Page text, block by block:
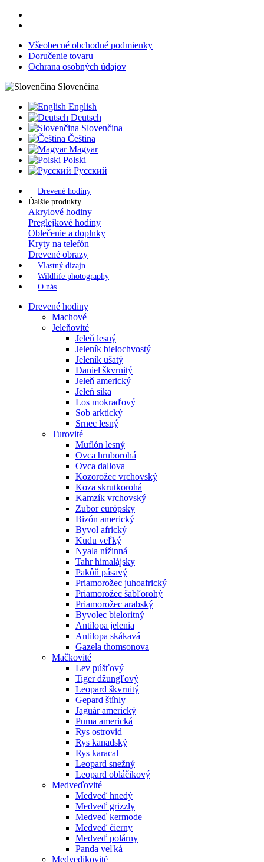
Všeobecné obchodné podmienky
Doručenie tovaru
Ochrana osobných údajov
Slovenčina
English
Deutsch
Slovenčina
Čeština
Magyar
Polski
Русский
Drevené hodiny
Ďalšie produkty
Akrylové hodiny
Preglejkové hodiny
Oblečenie a doplnky
Kryty na telefón
Drevené obrazy
Vlastný dizajn
Wildlife photography
O nás
Drevené hodiny
Machové
Jeleňovité
Jeleň lesný
Jeleník bielochvostý
Jeleník ušatý
Daniel škvrnitý
Jeleň americký
Jeleň sika
Los mokraďový
Sob arktický
Srnec lesný
Turovité
Muflón lesný
Ovca hruborohá
Ovca dallova
Kozorožec vrchovský
Koza skrutkorohá
Kamzík vrchovský
Zubor európsky
Bizón americký
Byvol africký
Kudu veľký
Nyala nížinná
Tahr himalájsky
Pakôň pásavý
Priamorožec juhoafrický
Priamorožec šabľorohý
Priamorožec arabský
Byvolec bieloritný
Antilopa jelenia
Antilopa skákavá
Gazela thomsonova
Mačkovité
Lev púšťový
Tiger džungľový
Leopard škvrnitý
Gepard štíhly
Jaguár americký
Puma americká
Rys ostrovid
Rys kanadský
Rys karacal
Leopard snežný
Leopard obláčikový
Medveďovité
Medveď hnedý
Medveď grizzly
Medveď kermode
Medveď čierny
Medveď polárny
Panda veľká
Medvedikovité